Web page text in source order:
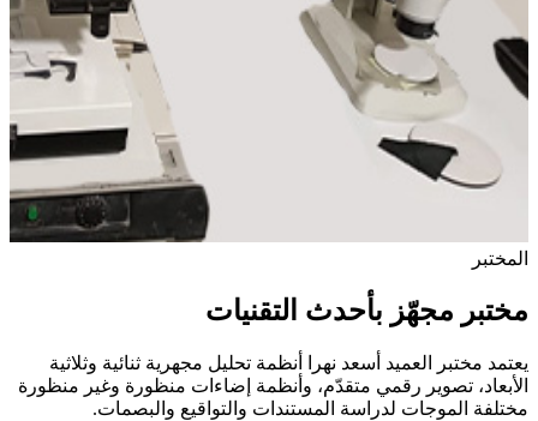
المختبر
مختبر مجهّز بأحدث التقنيات
يعتمد مختبر العميد أسعد نهرا أنظمة تحليل مجهرية ثنائية وثلاثية
الأبعاد، تصوير رقمي متقدّم، وأنظمة إضاءات منظورة وغير منظورة
مختلفة الموجات لدراسة المستندات والتواقيع والبصمات.